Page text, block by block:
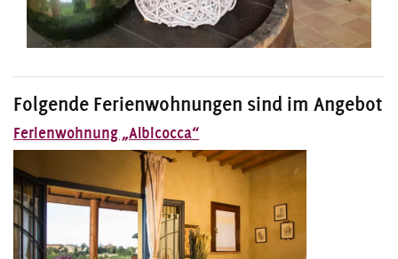
Folgende Ferienwohnungen sind im Angebot
Ferienwohnung „Albicocca“